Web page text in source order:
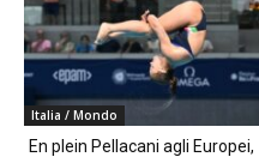
Italia / Mondo
En plein Pellacani agli Europei,